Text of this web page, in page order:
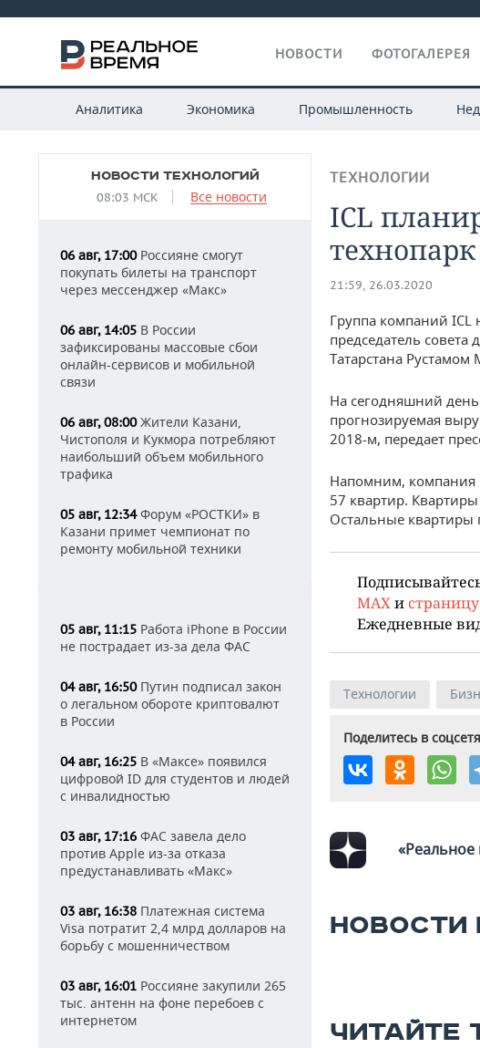
НОВОСТИ ФОТОГАЛЕРЕЯ
Аналитика Экономика Промышленность
НОВОСТИ ТЕХНОЛОГИЙ
08:03 МСК Все новости
06 авг, 17:00Россияне смогут
покупать билеты на транспорт
через мессенджер «Макс»
06 авг, 14:05 В России
зафиксированы массовые сбои
онлайн-сервисов и мобильной
связи
06 авг, 08:00Жители Казани,
Чистополя и Кукмора потребляют
наибольший объем мобильного
трафика
05 авг, 12:34Форум «РОСТКИ» в
Казани примет чемпионат по
ремонту мобильной техники
05 авг, 11:15 Работа iPhone в России
не пострадает из-за дела ФАС
04 авг, 16:50Путин подписал закон
о легальном обороте криптовалют
в России
04 авг, 16:25 В «Максе» появился
цифровой ID для студентов и людей
с инвалидностью
03 авг, 17:16 ФАС завела дело
против Apple из-за отказа
предустанавливать «Макс»
03 авг, 16:38 Платежная система
Visa потратит 2,4 млрд долларов на
борьбу с мошенничеством
03 авг, 16:01 Россияне закупили 265
тыс. антенн на фоне перебоев с
интернетом
ТЕХНОЛОГИИ
ICL
технопарк
21:59, 26.03.2020
Группа компаний ICL
председатель совета
Татарстана
На сегодняшний день
прогнозируемая
2018-м, передает
Напомним, компания
57 квартир.
Остальные квартиры
MAX и
Ежедневные
Технологии
Поделитесь в
«Реальное
НОВОСТИ
ЧИТАЙТЕ